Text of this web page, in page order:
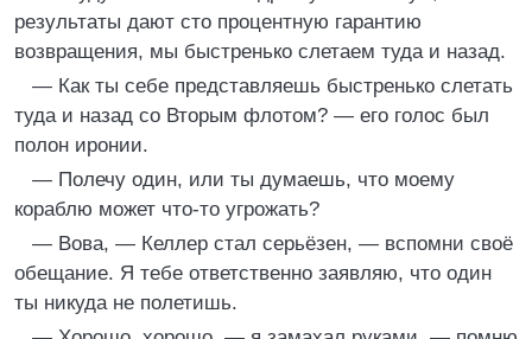
результаты дают сто процентную гарантию
возвращения, мы быстренько слетаем туда и назад.
— Как ты себе представляешь быстренько слетать
туда и назад со Вторым флотом? — его голос был
полон иронии.
— Полечу один, или ты думаешь, что моему
кораблю может что‑то угрожать?
— Вова, — Келлер стал серьёзен, — вспомни своё
обещание. Я тебе ответственно заявляю, что один
ты никуда не полетишь.